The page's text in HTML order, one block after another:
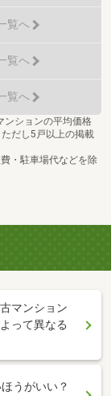
覧へ
覧へ
覧へ
ンションの平均価格
だし5戸以上の掲載
・駐車場代などを除
マンション
って異なる
うがいい？